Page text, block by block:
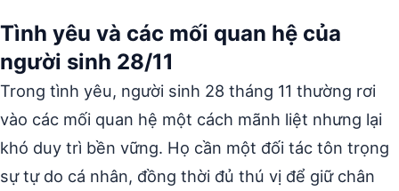
Tình yêu và các mối quan hệ của
người sinh 28/11
Trong tình yêu, người sinh 28 tháng 11 thường rơi
vào các mối quan hệ một cách mãnh liệt nhưng lại
khó duy trì bền vững. Họ cần một đối tác tôn trọng
sự tự do cá nhân, đồng thời đủ thú vị để giữ chân